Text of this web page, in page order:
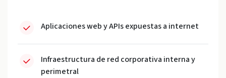
Aplicaciones web y APIs expuestas a internet
Infraestructura de red corporativa interna y
perimetral